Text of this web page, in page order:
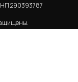
290393787